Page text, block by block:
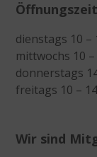
dienstags 10 –
mittwochs 10
donnerstags
freitags 10 –
Wir sind